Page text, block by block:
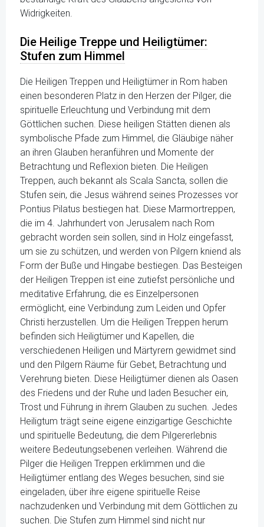
Widrigkeiten.
Die Heilige Treppe und Heiligtümer:
Stufen zum Himmel
Die Heiligen Treppen und Heiligtümer in Rom haben
einen besonderen Platz in den Herzen der Pilger, die
spirituelle Erleuchtung und Verbindung mit dem
Göttlichen suchen. Diese heiligen Stätten dienen als
symbolische Pfade zum Himmel, die Gläubige näher
an ihren Glauben heranführen und Momente der
Betrachtung und Reflexion bieten. Die Heiligen
Treppen, auch bekannt als Scala Sancta, sollen die
Stufen sein, die Jesus während seines Prozesses vor
Pontius Pilatus bestiegen hat. Diese Marmortreppen,
die im 4. Jahrhundert von Jerusalem nach Rom
gebracht worden sein sollen, sind in Holz eingefasst,
um sie zu schützen, und werden von Pilgern kniend als
Form der Buße und Hingabe bestiegen. Das Besteigen
der Heiligen Treppen ist eine zutiefst persönliche und
meditative Erfahrung, die es Einzelpersonen
ermöglicht, eine Verbindung zum Leiden und Opfer
Christi herzustellen. Um die Heiligen Treppen herum
befinden sich Heiligtümer und Kapellen, die
verschiedenen Heiligen und Märtyrern gewidmet sind
und den Pilgern Räume für Gebet, Betrachtung und
Verehrung bieten. Diese Heiligtümer dienen als Oasen
des Friedens und der Ruhe und laden Besucher ein,
Trost und Führung in ihrem Glauben zu suchen. Jedes
Heiligtum trägt seine eigene einzigartige Geschichte
und spirituelle Bedeutung, die dem Pilgererlebnis
weitere Bedeutungsebenen verleihen. Während die
Pilger die Heiligen Treppen erklimmen und die
Heiligtümer entlang des Weges besuchen, sind sie
eingeladen, über ihre eigene spirituelle Reise
nachzudenken und Verbindung mit dem Göttlichen zu
suchen. Die Stufen zum Himmel sind nicht nur